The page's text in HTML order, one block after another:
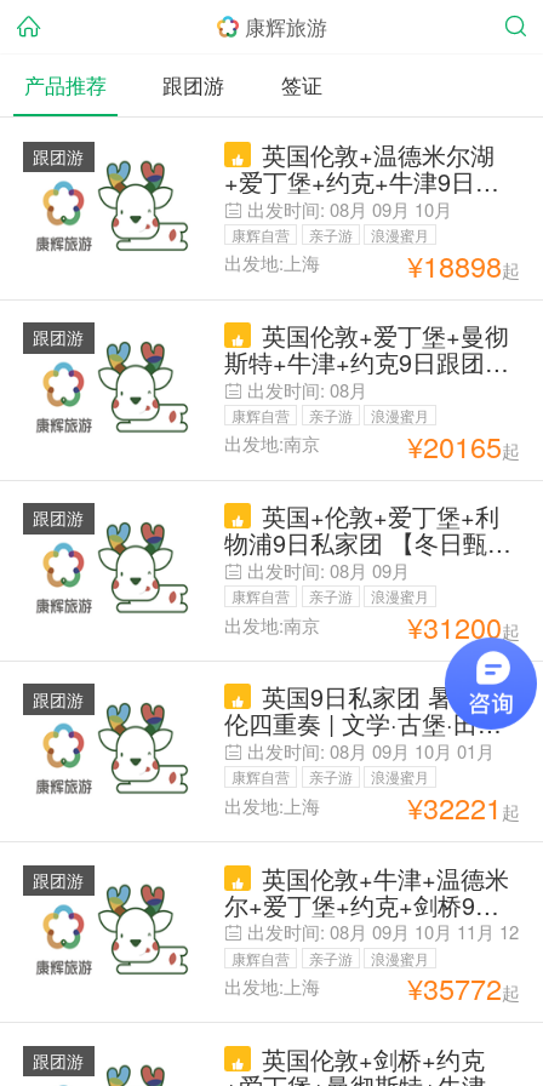
康辉旅游
产品推荐
跟团游 签证
跟团游 英国伦敦+温德米尔湖
+爱丁堡+约克+牛津9日跟
团游 拒签退】24小时中文
专车接机】大英博物馆深度
讲解+牛津剑桥双学院+湖
区乡村古堡哈利波特+中文
导游+纯玩无购物+重温童
年魔法梦
出发时间: 08月 09月 10月
康辉自营 亲子游
浪漫蜜月
父母安心游
出发地:上海 ¥18898起
跟团游 英国伦敦+爱丁堡+曼彻
斯特+牛津+约克9日跟团游
【超值】全程四星酒店&伦
敦2日半&大英博物馆入内 |
国航直飞免费联运 | 约克大
教堂&爱丁堡城堡+牛津&温
德米尔湖区+老特拉德福球
场 | 含签证费司导小费
出发时间: 08月
康辉自营 亲子游
浪漫蜜月
父母安心游
出发地:南京 ¥20165起
跟团游 英国+伦敦+爱丁堡+利
物浦9日私家团 【冬日甄选·
感受英伦圣诞】咨询客服<
赠大英博物馆拼团讲解2小
时> 机酒预算可调 | 全程专
车·无缝衔接 | 畅游牛剑双学
府+哈利波特取景地+爱丁
堡城堡 | 中文司机·小费全免
·4-酒店
出发时间: 08月 09月
康辉自营 亲子游
浪漫蜜月
父母安心游
出发地:南京 ¥31200起
跟团游 英国9日私家团 暑期英
伦四重奏 | 文学·古堡·田园·
足球一网打尽『咨询客服享
立减，按您的预算做方案，
满意再下单】可代订球票，
代办签证 | 伦敦进·曼城出，
含伦敦/剑桥/约克/爱丁堡/
湖区，自营车队·中文司机·
免小费
出发时间: 08月 09月 10月 01月
康辉自营 亲子游
浪漫蜜月
父母安心游
出发地:上海 ¥32221 起
跟团游 英国伦敦+牛津+温德米
尔+爱丁堡+约克+剑桥9日
拼小团 【旅行社国旅出
品】【自营2-6人VIP纯玩小
团】【保证成团】【每周
三，六特价班，CD线为暑
期特价班】赠湖区小火车体
验&大英伦敦市区中文讲解|
出发时间: 08月 09月 10月 11月 12
月康辉自营 亲子游
浪漫蜜月
父母安心游
出发地:上海 ¥35772起
跟团游 英国伦敦+剑桥+约克